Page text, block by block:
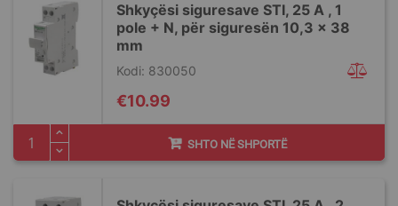
Shkyçësi siguresave STI, 25 A , 1
pole + N, për siguresën 10,3 x 38
mm
Kodi: 830050
€10.99
SHTO NË SHPORTË